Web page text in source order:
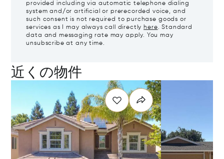
provided including via automatic telephone dialing
system and/or artificial or prerecorded voice, and
such consent is not required to purchase goods or
services as I may always call directly here. Standard
data and messaging rate may apply. You may
unsubscribe at any time.
近くの物件